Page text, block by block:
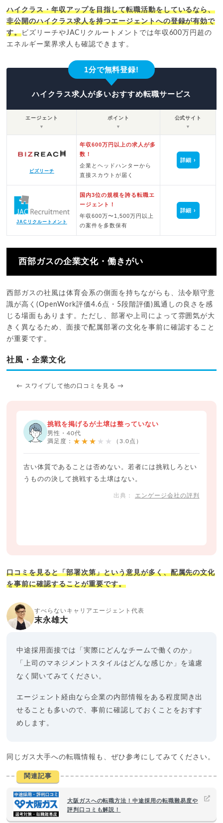
ハイクラス・年収アップを目指して転職活動をしているなら、
非公開のハイクラス求人を持つエージェントへの登録が有効で
す。ビズリーチやJACリクルートメントでは年収600万円超の
エネルギー業界求人も確認できます。
1分で無料登録!
ハイクラス求人が多いおすすめ転職サービス
エージェント
▼
ポイント
▼
公式サイト
▼
ビズリーチ
年収600万円以上の求人が多
数！
企業とヘッドハンターから
直接スカウトが届く
詳細
JACリクルートメント
国内3位の規模を誇る転職エ
ージェント！
年収600万〜1,500万円以上
の案件を多数保有
詳細
西部ガスの企業文化・働きがい
西部ガスの社風は体育会系の側面を持ちながらも、法令順守意
識が高く(OpenWork評価4.6点・5段階評価)風通しの良さを感
じる場面もあります。ただし、部署や上司によって雰囲気が大
きく異なるため、面接で配属部署の文化を事前に確認すること
が重要です。
社風・企業文化
← スワイプして他の口コミを見る →
挑戦を掲げるが土壌は整っていない
男性・40代
満足度： ★★★★★ （3.0点）
古い体質であることは否めない。若者には挑戦しろとい
うものの決して挑戦する土壌はない。
エンゲージ会社の評判
口コミを見ると「部署次第」という意見が多く、配属先の文化
を事前に確認することが重要です。
すべらないキャリアエージェント代表
末永雄大
中途採用面接では「実際にどんなチームで働くのか」
「上司のマネジメントスタイルはどんな感じか」を遠慮
なく聞いてみてください。
エージェント経由なら企業の内部情報をある程度聞き出
せることも多いので、事前に確認しておくことをおすす
めします。
同じガス大手への転職情報も、ぜひ参考にしてみてください。
関連記事
大阪ガスへの転職方法！中途採用の転職難易度や
評判口コミも解説！